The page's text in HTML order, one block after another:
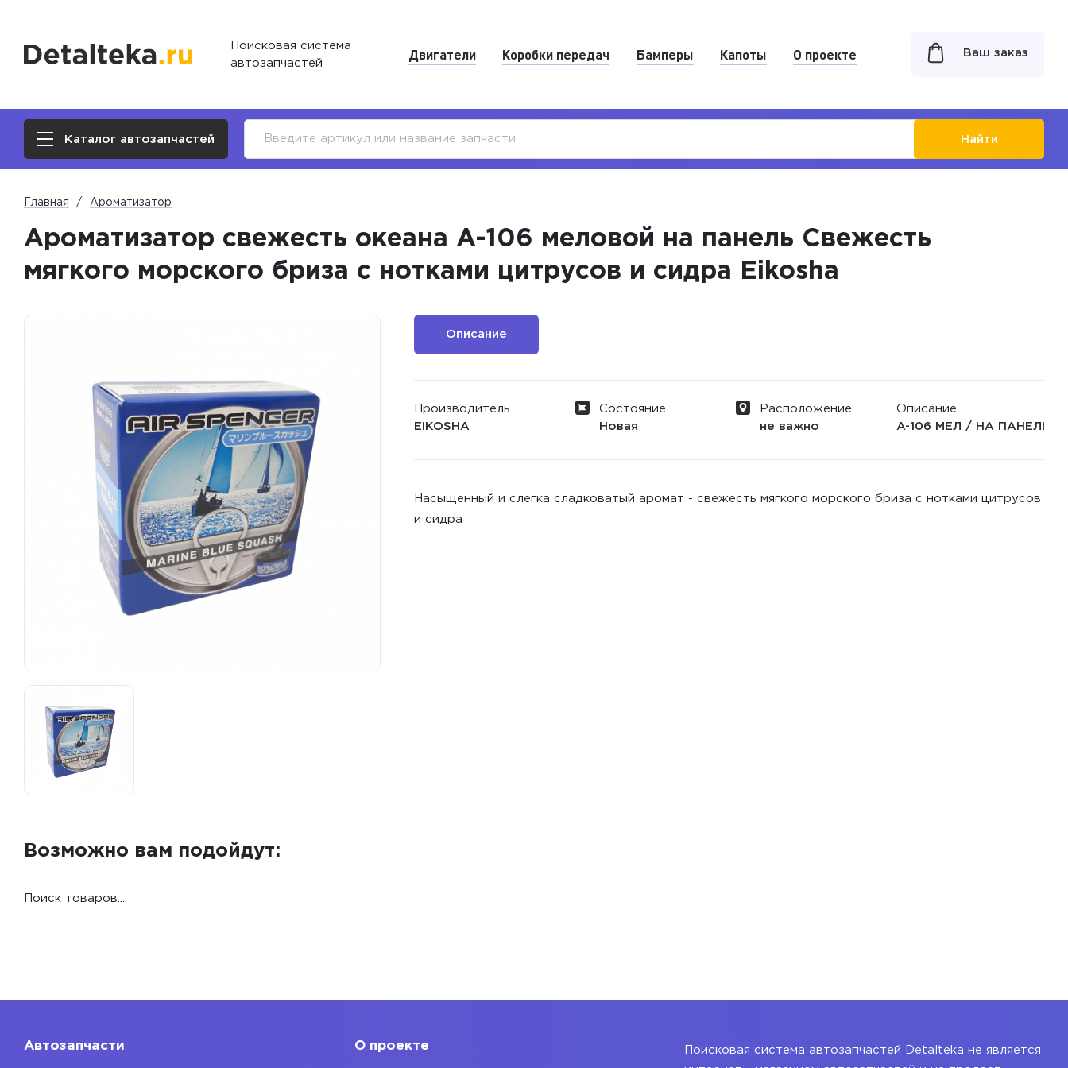
Поисковая система
автозапчастей
Двигатели Коробки передач Бамперы Капоты О проекте Ваш заказ
Каталог автозапчастей Найти
Главная Ароматизатор
Ароматизатор свежесть океана A-106 меловой на панель Свежесть
мягкого морского бриза с нотками цитрусов и сидра Eikosha
Описание
Производитель
EIKOSHA
Состояние
Новая
Расположение
не важно
Описание
A-106 МЕЛ / НА ПАНЕЛЬ
Насыщенный и слегка сладковатый аромат - свежесть мягкого морского бриза с нотками цитрусов
и сидра
Возможно вам подойдут:
Поиск товаров...
Автозапчасти О проекте
Поисковая система автозапчастей Detalteka не является